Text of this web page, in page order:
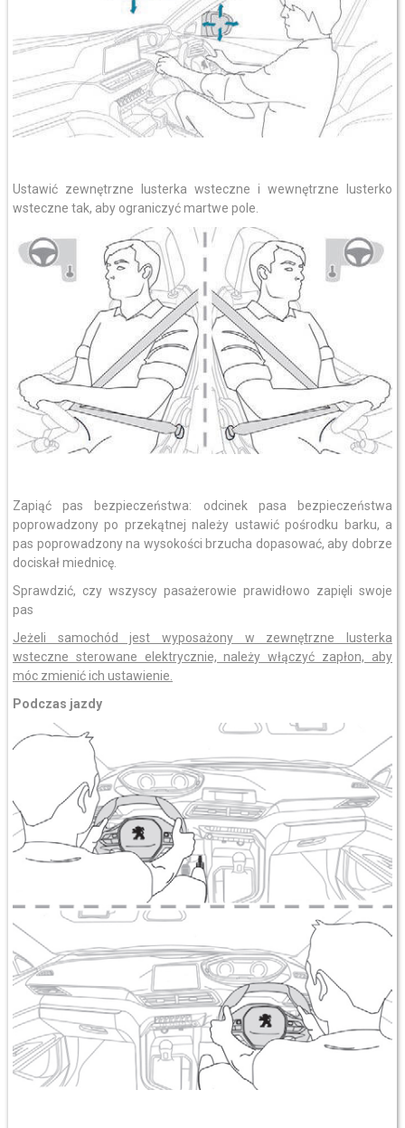
Ustawić zewnętrzne lusterka wsteczne i wewnętrzne lusterko
wsteczne tak, aby ograniczyć martwe pole.
Zapiąć pas bezpieczeństwa: odcinek pasa bezpieczeństwa
poprowadzony po przekątnej należy ustawić pośrodku barku, a
pas poprowadzony na wysokości brzucha dopasować, aby dobrze
dociskał miednicę.
Sprawdzić, czy wszyscy pasażerowie prawidłowo zapięli swoje
pas
Jeżeli samochód jest wyposażony w zewnętrzne lusterka
wsteczne sterowane elektrycznie, należy włączyć zapłon, aby
móc zmienić ich ustawienie.
Podczas jazdy